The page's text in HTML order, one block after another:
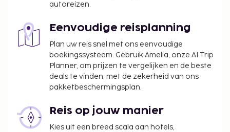
autoreizen.
Eenvoudige reisplanning
Plan uw reis snel met ons eenvoudige
boekingssysteem. Gebruik Amelia, onze AI Trip
Planner, om prijzen te vergelijken en de beste
deals te vinden, met de zekerheid van ons
pakketbeschermingsplan.
Reis op jouw manier
Kies uit een breed scala aan hotels,